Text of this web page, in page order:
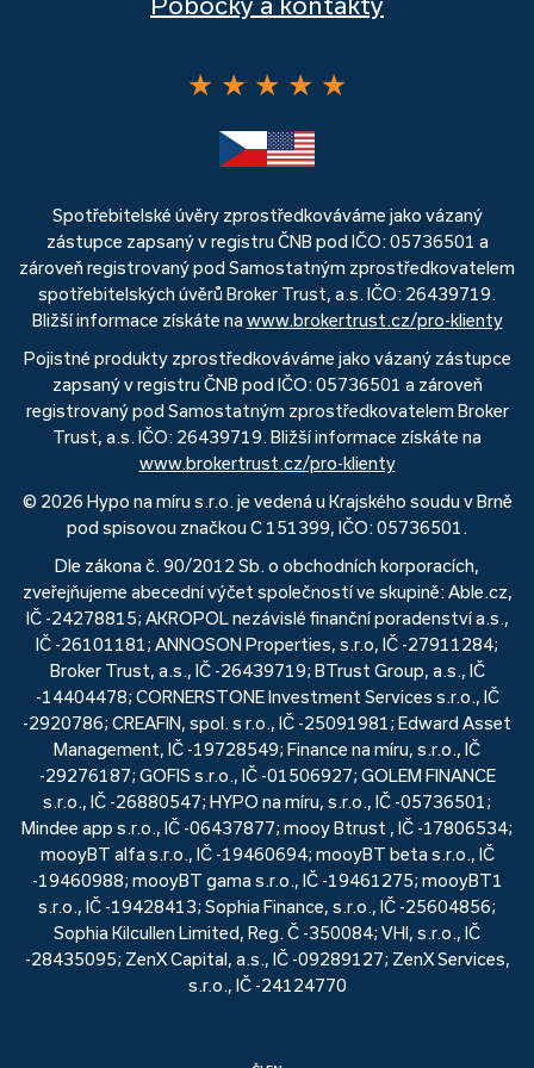
★ ★ ★ ★ ★
Spotřebitelské úvěry zprostředkováváme jako vázaný
zástupce zapsaný v registru ČNB pod IČO: 05736501 a
zároveň registrovaný pod Samostatným zprostředkovatelem
spotřebitelských úvěrů Broker Trust, a.s. IČO: 26439719.
Bližší informace získáte na www.brokertrust.cz/pro-klienty
Pojistné produkty zprostředkováváme jako vázaný zástupce
zapsaný v registru ČNB pod IČO: 05736501 a zároveň
registrovaný pod Samostatným zprostředkovatelem Broker
Trust, a.s. IČO: 26439719. Bližší informace získáte na
www.brokertrust.cz/pro-klienty
© 2026 Hypo na míru s.r.o. je vedená u Krajského soudu v Brně
pod spisovou značkou C 151399, IČO: 05736501.
Dle zákona č. 90/2012 Sb. o obchodních korporacích,
zveřejňujeme abecední výčet společností ve skupině: Able.cz,
IČ -24278815; AKROPOL nezávislé finanční poradenství a.s.,
IČ -26101181; ANNOSON Properties, s.r.o, IČ -27911284;
Broker Trust, a.s., IČ -26439719; BTrust Group, a.s., IČ
-14404478; CORNERSTONE Investment Services s.r.o., IČ
-2920786; CREAFIN, spol. s r.o., IČ -25091981; Edward Asset
Management, IČ -19728549; Finance na míru, s.r.o., IČ
-29276187; GOFIS s.r.o., IČ -01506927; GOLEM FINANCE
s.r.o., IČ -26880547; HYPO na míru, s.r.o., IČ -05736501;
Mindee app s.r.o., IČ -06437877; mooy Btrust , IČ -17806534;
mooyBT alfa s.r.o., IČ -19460694; mooyBT beta s.r.o., IČ
-19460988; mooyBT gama s.r.o., IČ -19461275; mooyBT1
s.r.o., IČ -19428413; Sophia Finance, s.r.o., IČ -25604856;
Sophia Kilcullen Limited, Reg. Č -350084; VHI, s.r.o., IČ
-28435095; ZenX Capital, a.s., IČ -09289127; ZenX Services,
s.r.o., IČ -24124770